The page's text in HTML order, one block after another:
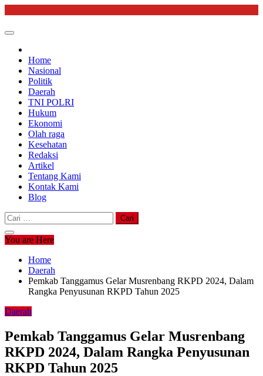
content
Home
Nasional
Politik
Daerah
TNI POLRI
Hukum
Ekonomi
Olah raga
Kesehatan
Redaksi
Artikel
Tentang Kami
Kontak Kami
Blog
Cari
untuk:
You are Here
Home
Daerah
Pemkab Tanggamus Gelar Musrenbang RKPD 2024, Dalam
Rangka Penyusunan RKPD Tahun 2025
Daerah
Pemkab Tanggamus Gelar Musrenbang
RKPD 2024, Dalam Rangka Penyusunan
RKPD Tahun 2025